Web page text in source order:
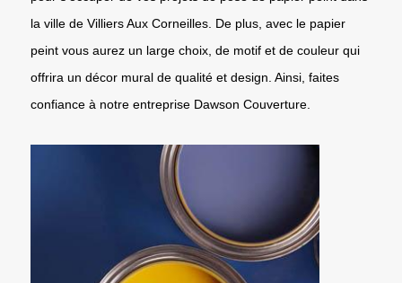
la ville de Villiers Aux Corneilles. De plus, avec le papier
peint vous aurez un large choix, de motif et de couleur qui
offrira un décor mural de qualité et design. Ainsi, faites
confiance à notre entreprise Dawson Couverture.